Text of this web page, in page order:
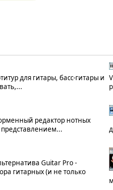
для гитары, басс-гитары и
редактор нотных
Guitar Pro -
гитарных (и не только